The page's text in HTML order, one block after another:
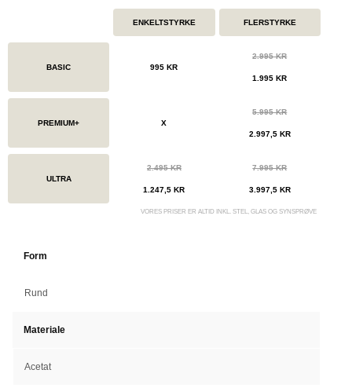
ENKELTSTYRKE FLERSTYRKE
BASIC 995 KR
2.995 KR
1.995 KR
PREMIUM+ X
5.995 KR
2.997,5 KR
ULTRA
2.495 KR
1.247,5 KR
7.995 KR
3.997,5 KR
VORES PRISER ER ALTID INKL. STEL, GLAS OG SYNSPRØVE
Form
Rund
Materiale
Acetat